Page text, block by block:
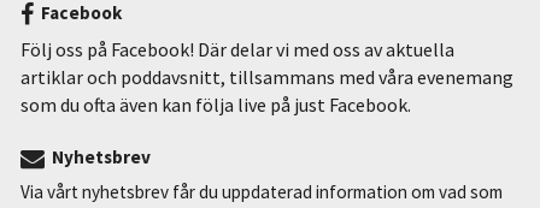
Facebook
Följ oss på Facebook! Där delar vi med oss av aktuella
artiklar och poddavsnitt, tillsammans med våra evenemang
som du ofta även kan följa live på just Facebook.
Nyhetsbrev
Via vårt nyhetsbrev får du uppdaterad information om vad som